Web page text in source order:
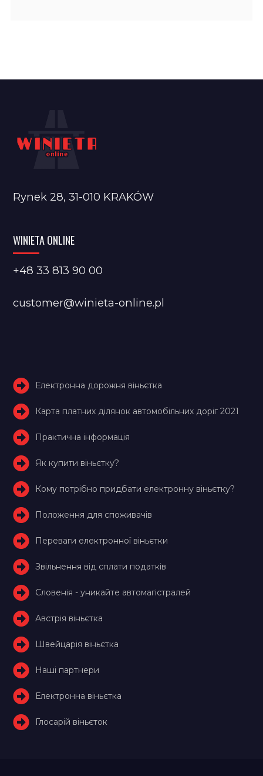
Rynek 28, 31-010 KRAKÓW
WINIETA ONLINE
+48 33 813 90 00
customer@winieta-online.pl
Електронна дорожня віньєтка
Карта платних ділянок автомобільних доріг 2021
Практична інформація
Як купити віньєтку?
Кому потрібно придбати електронну віньєтку?
Положення для споживачів
Переваги електронної віньєтки
Звільнення від сплати податків
Словенія - уникайте автомагістралей
Австрія віньєтка
Швейцарія віньєтка
Наші партнери
Електронна віньєтка
Глосарій віньєток